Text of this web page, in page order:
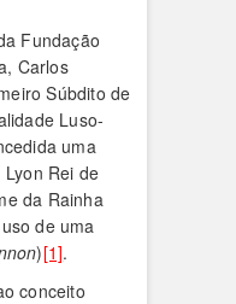
Fundação
Carlos
Súbdito de
Luso-
uma
Rei de
da Rainha
de uma
)[1].
conceito